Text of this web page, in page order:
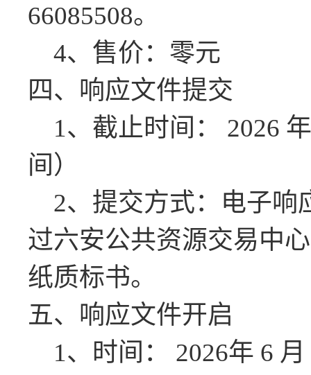
66085508。
4、售价：零元
四、响应文件提交
1、截止时间： 2026
间）
2、提交方式：电子响
过六安公共资源交易中
纸质标书。
五、 响应文件开启
1、时间： 2026年 6 月